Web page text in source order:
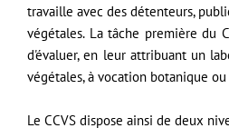
travaille avec des détenteurs,
végétales. La tâche première du
d'évaluer, en leur attribuant un
végétales, à vocation botanique
Le CCVS dispose ainsi de deux